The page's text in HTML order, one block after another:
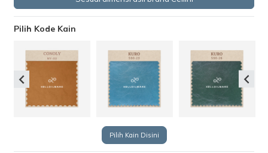
Pilih Kode Kain
Pilih Kain Disini